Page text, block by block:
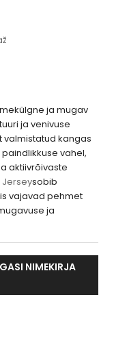
ja mugav
ja venivuse
valmistatud kangas
vahel,
aktiivrõivaste
Jerseysobib
vajavad pehmet
ja
NIMEKIRJA